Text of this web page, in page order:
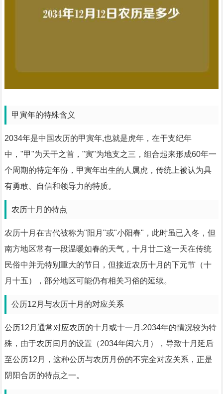
甲寅年的特殊含义
2034年是中国农历的甲寅年,也就是虎年，在干支纪年
中，"甲"为天干之首，"寅"为地支之三，组合起来形成60年一
个周期的特定年份，甲寅年出生的人属虎，传统上被认为具
有勇敢、自信和领导力的特质。
农历十月的特点
农历十月在古代被称为"阳月"或"小阳春"，此时虽已入冬，但
南方地区常有一段温暖如春的天气，十月廿二这一天在传统
民俗中并无特别重大的节日，但接近农历十月的下元节（十
月十五），部分地区可能仍有相关习俗的延续。
公历12月与农历十月的对应关系
公历12月通常对应农历的十月或十一月,2034年的情况较为特
殊，由于农历闰月的设置（2034年闰六月），导致十月延后
至公历12月，这种公历与农历月份的不完全对应关系，正是
阴阳合历的特点之一。